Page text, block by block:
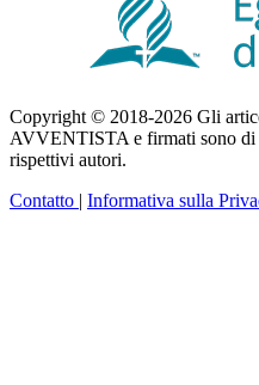
Copyright © 2018-2026 Gli
AVVENTISTA e firmati sono di
rispettivi autori.
Contatto | Informativa sulla